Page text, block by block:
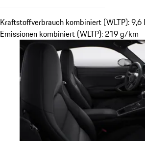
Kraftstoffverbrauch kombiniert (WLTP): 9,6
Emissionen kombiniert (WLTP): 219 g/km